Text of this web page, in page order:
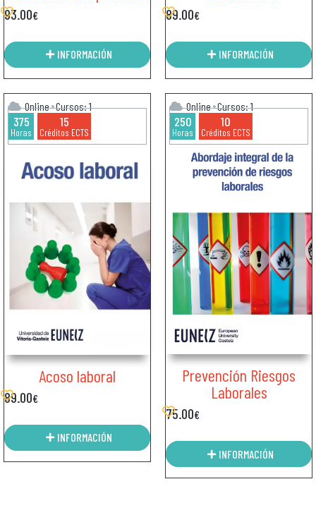
93.00€
INFORMACIÓN
89.00€
INFORMACIÓN
Online Cursos: 1
375
Horas
15
Créditos ECTS
Acoso laboral
89.00€
INFORMACIÓN
Online Cursos: 1
250
Horas
10
Créditos ECTS
Prevención Riesgos
Laborales
75.00€
INFORMACIÓN